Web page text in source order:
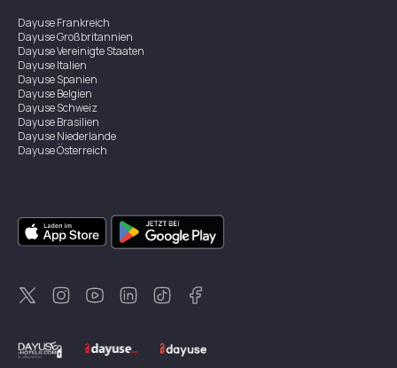
DayuseFrankreich
DayuseGroßbritannien
DayuseVereinigte Staaten
DayuseItalien
DayuseSpanien
DayuseBelgien
DayuseSchweiz
DayuseBrasilien
DayuseNiederlande
DayuseÖsterreich
DayuseSingapur
DayuseZweden
DayuseThailand
DayuseNeuseeland
DayuseTürkei